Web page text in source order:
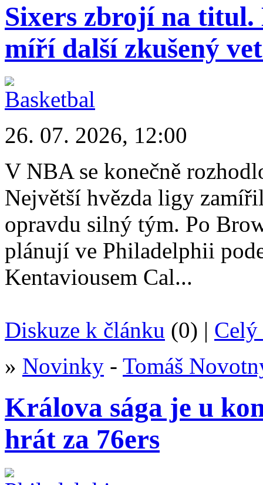
Sixers zbrojí na
míří další zkušený
26. 07. 2026, 12:00
V NBA se konečně
Největší hvězda ligy
opravdu silný tým. Po
plánují ve Philadelphii
Kentaviousem Cal...
Diskuze k článku (0) | Celý
» Novinky - Tomáš
Králova sága je u
hrát za 76ers